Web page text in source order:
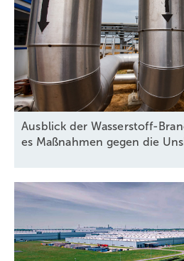
Ausblick der Wasserstoff-
es Maßnahmen gegen die